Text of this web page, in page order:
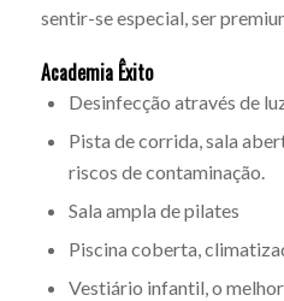
sentir-se especial, ser
Academia Êxito
Desinfecção através de
Pista de corrida, sala
riscos de contaminação.
Sala ampla de pilates
Piscina coberta,
Vestiário infantil, o